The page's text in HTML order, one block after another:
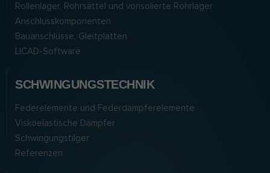
Rollenlager, Rohrsättel und vorisolierte Rohrlager
Anschlusskomponenten
Bauanschlüsse, Gleitplatten
LICAD-Software
SCHWINGUNGSTECHNIK
Federelemente und Federdämpferelemente
Viskoelastische Dämpfer
Schwingungstilger
Referenzen